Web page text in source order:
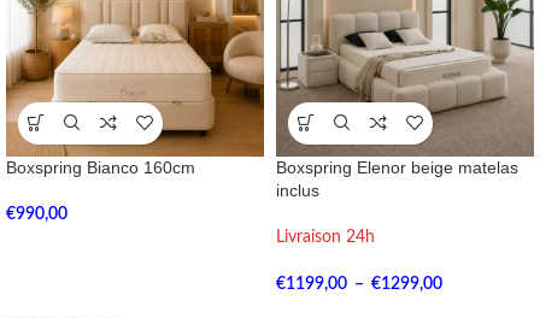
Boxspring Bianco 160cm
€990,00
Boxspring Elenor beige matelas
inclus
Livraison 24h
€1199,00 – €1299,00